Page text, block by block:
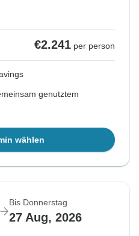
€2.241 per person
genutztem
wählen
Bis Donnerstag
27 Aug, 2026